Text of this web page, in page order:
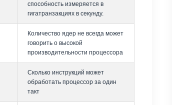
способность измеряется в
гигатранзакциях в секунду.
Количество ядер не всегда может
говорить о высокой
производительности процессора
Сколько инструкций может
обработать процессор за один
такт